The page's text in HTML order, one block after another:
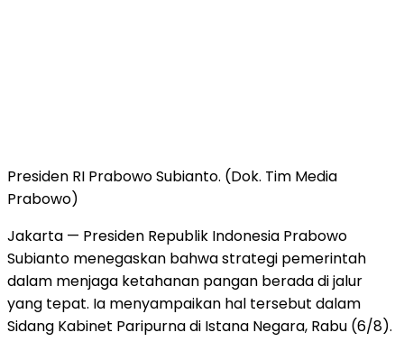
Presiden RI Prabowo Subianto. (Dok. Tim Media
Prabowo)
Jakarta — Presiden Republik Indonesia Prabowo
Subianto menegaskan bahwa strategi pemerintah
dalam menjaga ketahanan pangan berada di jalur
yang tepat. Ia menyampaikan hal tersebut dalam
Sidang Kabinet Paripurna di Istana Negara, Rabu (6/8).